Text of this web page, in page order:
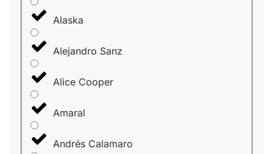
Alaska
Alejandro Sanz
Alice Cooper
Amaral
Andrés Calamaro